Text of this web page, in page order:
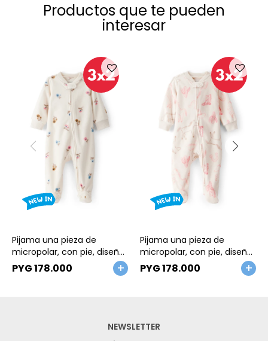
Productos que te pueden
interesar
Pijama una pieza de
micropolar, con pie, diseño
floral
PYG178.000
Pijama una pieza de
micropolar, con pie, diseño
vaquera
PYG178.000
NEWSLETTER